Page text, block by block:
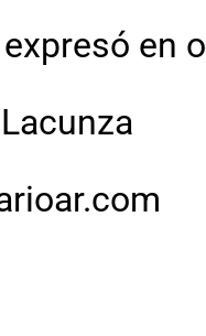
en